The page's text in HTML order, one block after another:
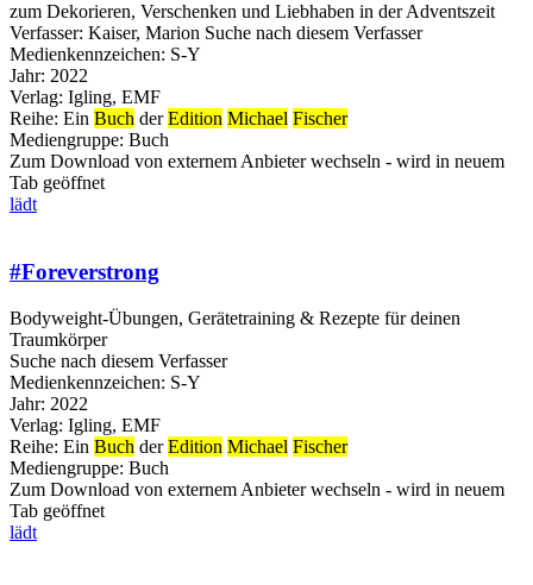
zum Dekorieren, Verschenken und Liebhaben in der Adventszeit
Verfasser: Kaiser, Marion Suche nach diesem Verfasser
Medienkennzeichen: S-Y
Jahr: 2022
Verlag: Igling, EMF
Reihe: Ein Buch derEdition Michael Fischer
Mediengruppe: Buch
Zum Download von externem Anbieter wechseln - wird in neuem
Tab geöffnet
lädt
#Foreverstrong
Bodyweight-Übungen, Gerätetraining & Rezepte für deinen
Traumkörper
Suche nach diesem Verfasser
Medienkennzeichen: S-Y
Jahr: 2022
Verlag: Igling, EMF
Reihe: Ein Buch derEdition Michael Fischer
Mediengruppe: Buch
Zum Download von externem Anbieter wechseln - wird in neuem
Tab geöffnet
lädt